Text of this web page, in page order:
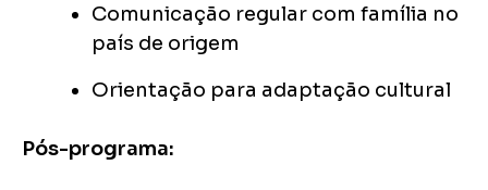
Comunicação regular com família no
país de origem
Orientação para adaptação cultural
Pós-programa: